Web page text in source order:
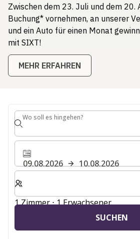
und dem 20. August 2026 eine
an unserer Verlosung teilnehmen
Monat gewinnen, in Kooperation
09.08.2026
10.08.2026
Wählen Sie die Anzahl der
1 Zimmer ⋅ 1 Erwachsener
SUCHEN